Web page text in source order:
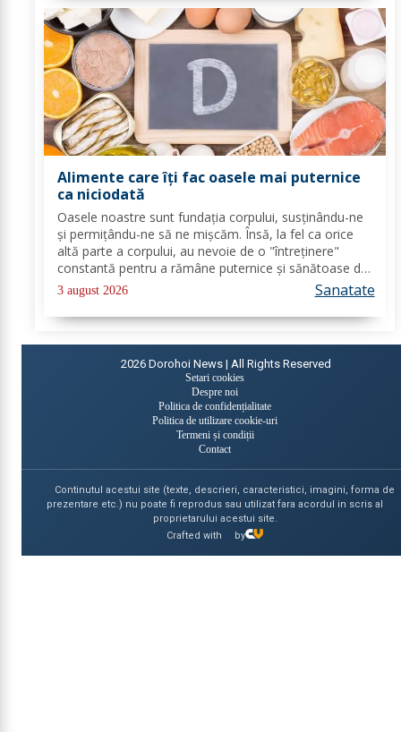
Alimente care îți fac oasele mai puternice
ca niciodată
Oasele noastre sunt fundația corpului, susținându-ne
și permițându-ne să ne mișcăm. Însă, la fel ca orice
altă parte a corpului, au nevoie de o "întreținere"
constantă pentru a rămâne puternice și sănătoase de-
a lungul vieții. Din fericire, nu ai nevoie de poțiuni
magice, ci de alimente simple, dar...
3 august 2026 Sanatate
2026 Dorohoi News | All Rights Reserved
Setari cookies
Despre noi
Politica de confidențialitate
Politica de utilizare cookie-uri
Termeni și condiții
Contact
Continutul acestui site (texte, descrieri, caracteristici, imagini, forma de
prezentare etc.) nu poate fi reprodus sau utilizat fara acordul in scris al
proprietarului acestui site.
Crafted with
by